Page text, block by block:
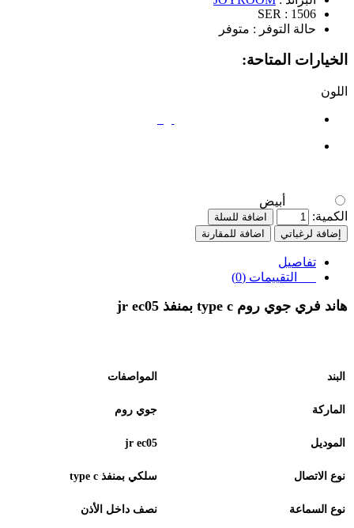
SER : 1506
حالة التوفر : متوفر
الخيارات المتاحة:
اللون
أبيض
الكمية:
اضافة للسلة
إضافة لرغباتي
اضافة للمقارنة
تفاصيل
التقييمات (0)
هاند فري جوي روم بمنفذ type c
البند المواصفات
الماركة جوي روم
الموديل jr ec05
نوع الاتصال سلكي بمنفذ
نوع السماعة نصف داخل الأذن